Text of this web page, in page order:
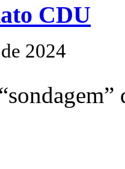
CDU
2024